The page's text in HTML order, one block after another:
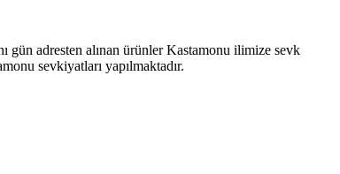
gün adresten alınan ürünler Kastamonu ilimize sevk
sevkiyatları yapılmaktadır.